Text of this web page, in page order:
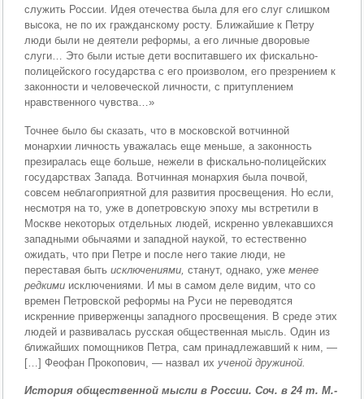
служить России. Идея отечества была для его слуг слишком
высока, не по их гражданскому росту. Ближайшие к Петру
люди были не деятели ре­формы, а его личные дворовые
слуги… Это были истые дети воспитавшего их фискально-
полицейского государ­ства с его произволом, его презрением к
законности и человеческой личности, с притуплением
нравственного чувства…»
Точнее было бы сказать, что в московской вотчинной
монархии личность уважалась еще меньше, а законность
презиралась еще больше, нежели в фискально-полицейских
государствах Запада. Вотчинная монархия была по­чвой,
совсем неблагоприятной для развития просвеще­ния. Но если,
несмотря на то, уже в допетровскую эпоху мы встретили в
Москве некоторых отдельных людей, искренно увлекавшихся
западными обычаями и запад­ной наукой, то естественно
ожидать, что при Петре и после него такие люди, не
переставая бытьисключени­ями,станут, однако, ужеменее
редкими исключениями. И мы в самом деле видим, что со
времен Петровской реформы на Руси не переводятся
искренние привержен­цы западного просвещения. В среде этих
людей и раз­вивалась русская общественная мысль. Один из
ближай­ших помощников Петра, сам принадлежавший к ним, —
[…] Феофан Прокопович, — назвал ихученой дружиной.
История общественной мысли в России. Соч. в 24 т. М.-